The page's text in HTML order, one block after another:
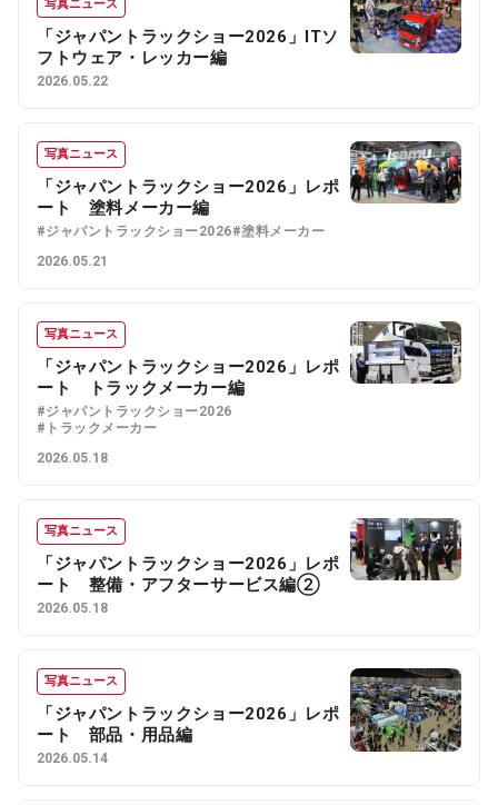
写真ニュース
「ジャパントラックショー2026」ITソ
フトウェア・レッカー編
2026.05.22
写真ニュース
「ジャパントラックショー2026」レポ
ート 塗料メーカー編
#ジャパントラックショー2026#塗料メーカー
2026.05.21
写真ニュース
「ジャパントラックショー2026」レポ
ート トラックメーカー編
#ジャパントラックショー2026
#トラックメーカー
2026.05.18
写真ニュース
「ジャパントラックショー2026」レポ
ート 整備・アフターサービス編②
2026.05.18
写真ニュース
「ジャパントラックショー2026」レポ
ート 部品・用品編
2026.05.14